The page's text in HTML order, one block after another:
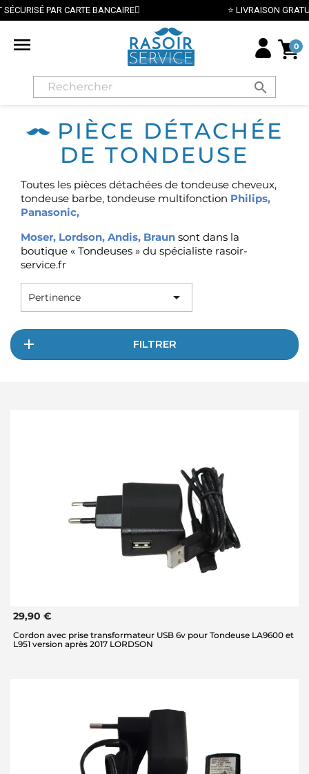
⭐ LIVRAISON GRATUITE EN FRANCE MÉTROPOLITAINE DÈS 70€ ⭐
 0
search
PIÈCE DÉTACHÉE
DE TONDEUSE
Toutes les pièces détachées de tondeuse cheveux,
tondeuse barbe, tondeuse multifonction Philips,
Panasonic,
Moser, Lordson, Andis, Braun sont dans la
boutique « Tondeuses » du spécialiste rasoir-
service.fr
Pertinence 
FILTRER
29,90 €
Cordon avec prise transformateur USB 6v pour Tondeuse LA9600 et
L951 version après 2017 LORDSON